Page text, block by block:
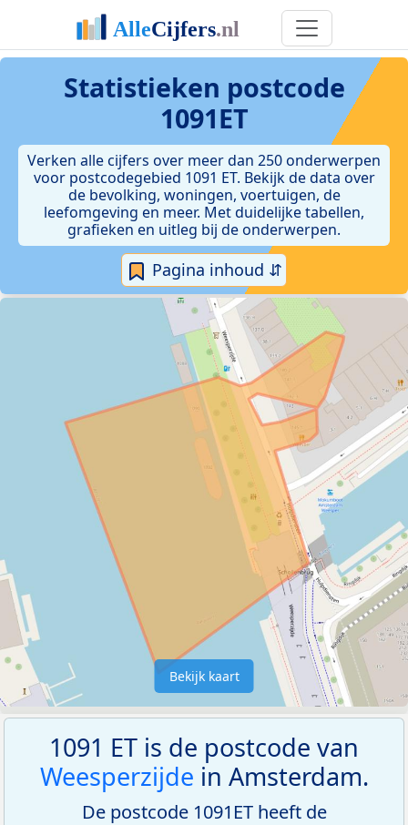
Statistieken postcode
1091ET
Verken alle cijfers over meer dan 250 onderwerpen
voor postcodegebied 1091 ET. Bekijk de data over
de bevolking, woningen, voertuigen, de
leefomgeving en meer. Met duidelijke tabellen,
grafieken en uitleg bij de onderwerpen.
Pagina inhoud ⇵
Bekijk kaart
1091 ET is de postcode van
Weesperzijde in Amsterdam.
De postcode 1091ET heeft de